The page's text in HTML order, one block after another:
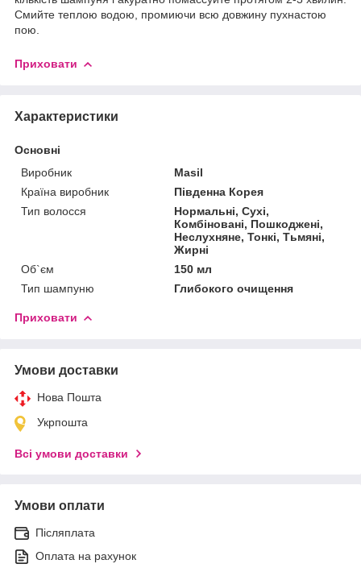
Смийте теплою водою, промиючи всю довжину пухнастою
пою.
Приховати
Характеристики
Основні
Виробник
Masil
Країна виробник
Південна Корея
Тип волосся
Нормальні, Сухі,
Комбіновані, Пошкоджені,
Неслухняне, Тонкі, Тьмяні,
Жирні
Об`єм
150 мл
Тип шампуню
Глибокого очищення
Приховати
Умови доставки
Нова Пошта
Укрпошта
Всі умови доставки
Умови оплати
Післяплата
Оплата на рахунок